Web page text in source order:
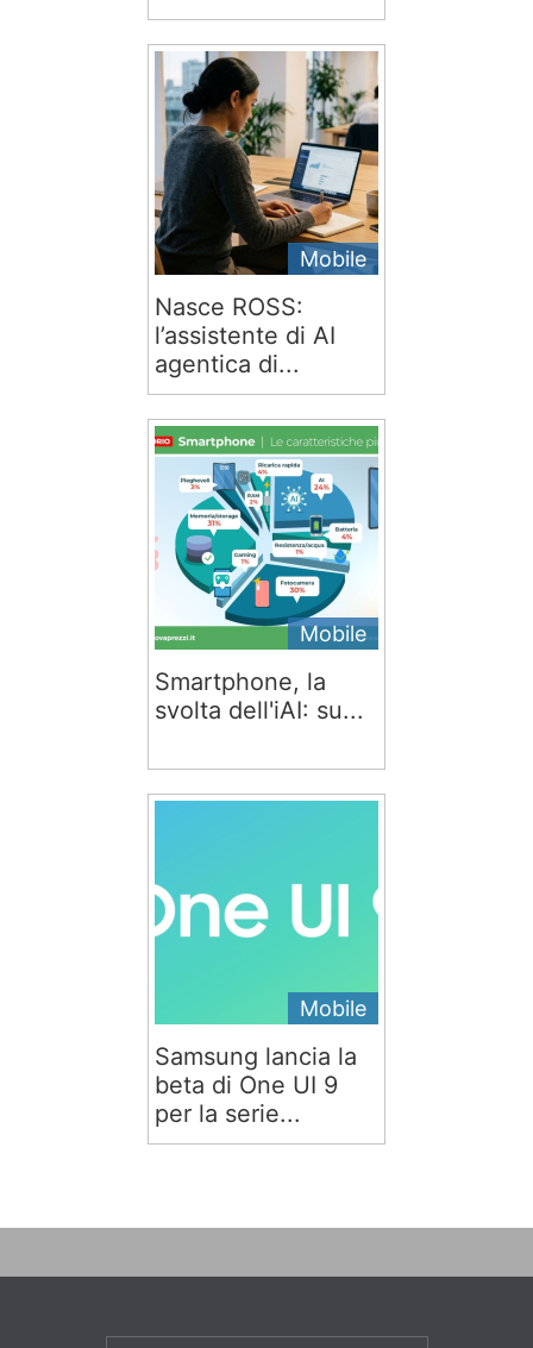
Mobile
Nasce ROSS:
l’assistente di AI
agentica di...
Mobile
Smartphone, la
svolta dell'iAI: su...
Mobile
Samsung lancia la
beta di One UI 9
per la serie...